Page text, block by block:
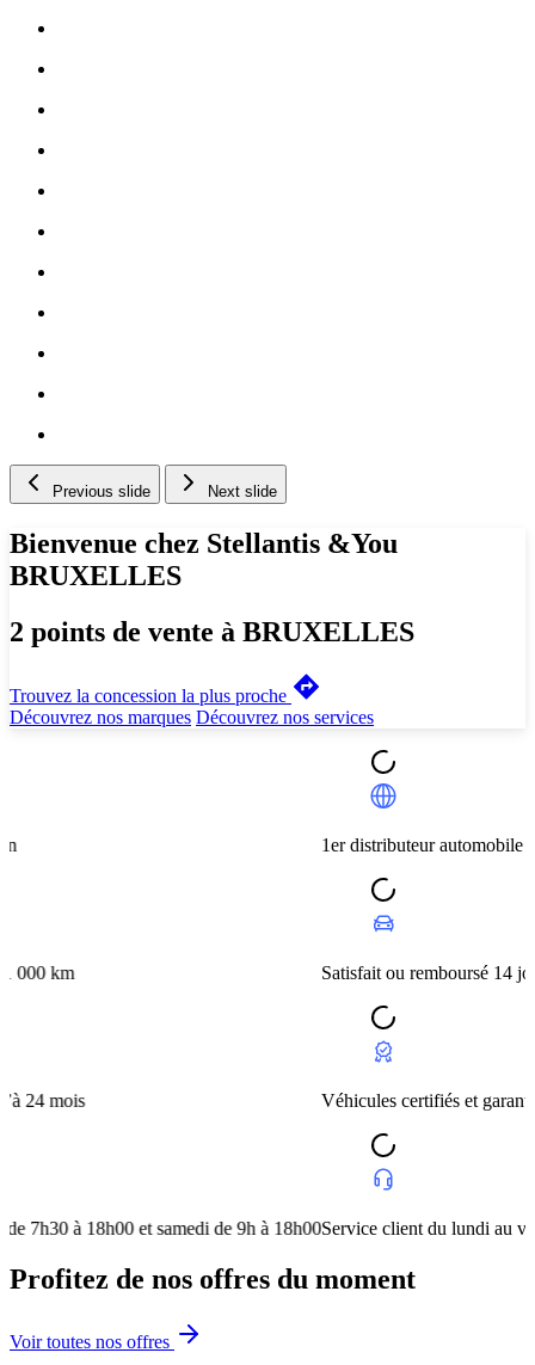
Previous slide Next slide
Bienvenue chez Stellantis &You
BRUXELLES
2 points de vente à BRUXELLES
Trouvez la concession la plus proche
Découvrez nos marques Découvrez nos services
18h00 et samedi de 9h à 18h00
1er distributeur automobile européen
Satisfait ou remboursé 14 jours ou 1
Véhicules certifiés et garantis
Service client du lundi au vendredi
Profitez de nos offres du moment
Voir toutes nos offres